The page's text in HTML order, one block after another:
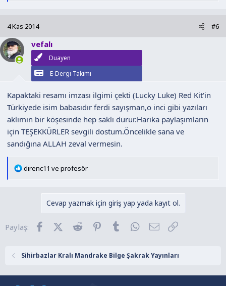
l
e
4 Kas 2014 #6
vefalı
Duayen
E-Dergi Takımı
Kapaktaki resamı imzası ilgimi çekti (Lucky Luke) Red Kit'in
Türkiyede isim babasıdır ferdi sayışman,o inci gibi yazıları
aklımın bir köşesinde hep saklı durur.Harika paylaşımların
için TEŞEKKÜRLER sevgili dostum.Öncelikle sana ve
sandığına ALLAH zeval vermesin.
T
e
direnc11 ve profesör
Cevap yazmak için giriş yap yada kayıt ol.
Paylaş: FacebookX (Twitter)
Reddit Pinterest
Tumblr WhatsApp
E-posta
Sihirbazlar Kralı Mandrake Bilge Şakrak Yayınları